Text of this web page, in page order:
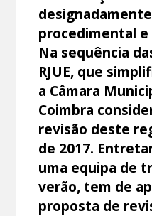
procedimental e
Na sequência
RJUE, que
a Câmara
Coimbra
revisão deste
de 2017.
uma equipa de
verão, tem de
proposta de